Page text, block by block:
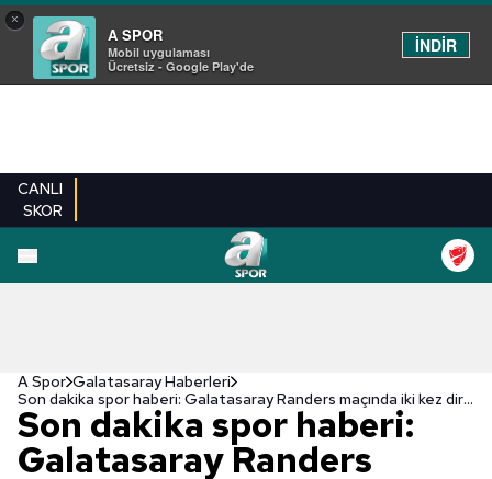
×
A SPOR
Mobil uygulaması
Ücretsiz - Google Play'de
İNDİR
CANLI
SKOR
A Spor Galatasaray Haberleri
Son dakika spor haberi: Galatasaray Randers maçında iki kez direği geçemedi! Mbaye Diagne...
Son dakika spor haberi:
Galatasaray Randers